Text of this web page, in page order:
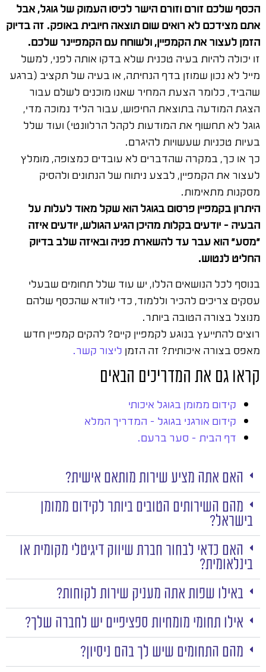
הכסף שלכם זורם וזורם הישר לכיסו העמוק של גוגל, אבל
אתם מצידכם לא רואים שום תוצאה חיובית באופק. זה בדיוק
הזמן לעצור את הקמפיין, ולשוחח עם הקמפיינר שלכם.
זו יכולה להיות בעיה טכנית שלא בדקו אותה לפני, למשל
מייל לא נכון שמוזן בדף הנחיתה, או בעיה של תקציב (ברגע
שהביד, כלומר הצעת המחיר שאנו מוכנים לשלם עבור
הצגת המודעה בתוצאת החיפוש, עבור הליד נמוכה מדי,
גוגל לא תחשוף את המודעות לקהל הרלוונטי) ועוד שלל
בעיות טכניות שעשויות להיגרם.
כך או כך, במקרה שהדברים לא עובדים כמצופה, מומלץ
לעצור את הקמפיין, לבצע ניתוח של הנתונים ולהסיק
מסקנות מתאימות.
היתרון בקמפיין פרסום בגוגל הוא שקל מאוד לעלות על
הבעיה – יודעים בקלות מהיכן הגיע הגולש, יודעים איזה
"מסע" הוא עבר עד להשארת פניה ובאיזה שלב בדיוק
החליט לנטוש.
בנוסף לכל הנושאים הללו, יש עוד שלל תחומים שבעלי
עסקים צריכים להכיר וללמוד, כדי לוודא שהכסף שלהם
מנוצל בצורה הטובה ביותר.
רוצים להתייעץ בנוגע לקמפיין קיים? להקים קמפיין חדש
מאפס בצורה איכותית? זה הזמן ליצור קשר.
קראו גם את המדריכים הבאים
קידום ממומן בגוגל איכותי
קידום אורגני בגוגל – המדריך המלא
דף הבית – סער ברעם.
האם אתה מציע שירות מותאם אישית?
מהם השירותים הטובים ביותר לקידום ממומן
בישראל?
האם כדאי לבחור חברת שיווק דיגיטלי מקומית או
בינלאומית?
באילו שפות אתה מעניק שירות לקוחות?
אילו תחומי מומחיות ספציפיים יש לחברה שלך?
מהם התחומים שיש לך בהם ניסיון?